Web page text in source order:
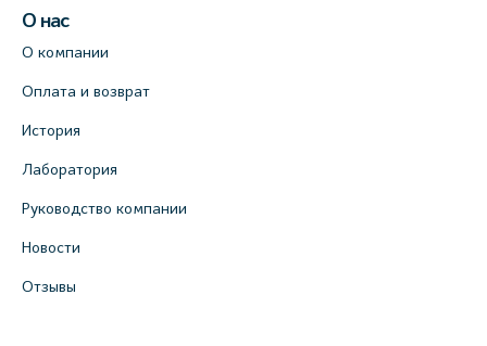
О нас
О компании
Оплата и возврат
История
Лаборатория
Руководство компании
Новости
Отзывы